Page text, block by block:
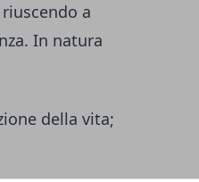
a
In natura
della vita;